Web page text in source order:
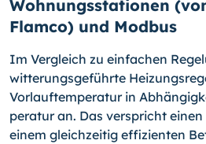
Wohnungsstationen
Flamco) und Modbus
Im Vergleich zu einfachen
witterungsge­führ­te
Vorlauftemperatur in
pe­ra­tur an. Das verspricht
einem gleichzeitig effizienten